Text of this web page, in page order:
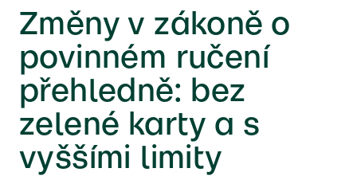
Změny v zákoně o
povinném ručení
přehledně: bez
zelené karty a s
vyššími limity